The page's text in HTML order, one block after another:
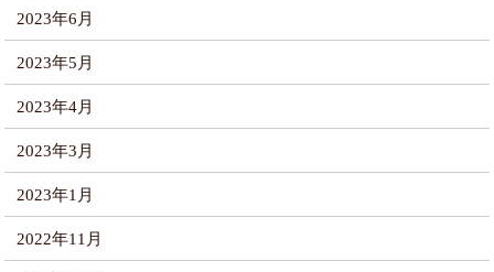
2023年6月
2023年5月
2023年4月
2023年3月
2023年1月
2022年11月